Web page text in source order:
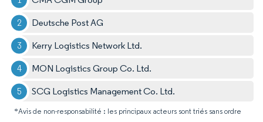
Deutsche Post AG
Kerry Logistics Network Ltd.
MON Logistics Group Co. Ltd.
SCG Logistics Management Co. Ltd.
*Avis de non-responsabilité : les principaux acteurs sont triés sans ordre